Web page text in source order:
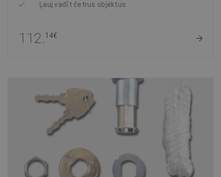
Ļauj vadīt četrus objektus
112.14€